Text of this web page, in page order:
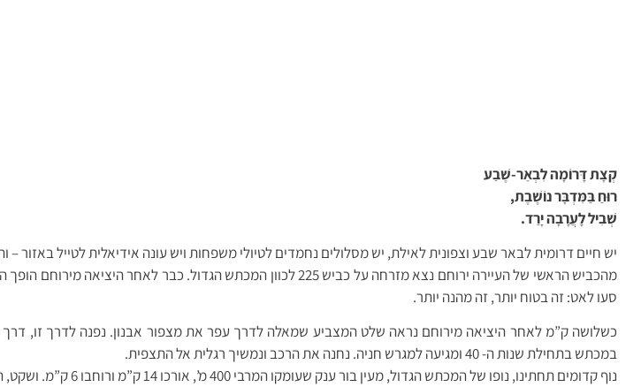
קְצָת דָּרוֹמָה לִבְאֵר-שֶׁבַע
רוּחַ בַּמִּדְבָּר נוֹשֶׁבֶת,
שְׁבִיל לָעֲרָבָה יָרַד.
יש חיים דרומית לבאר שבע וצפונית לאילת, יש מסלולים נחמדים לטיולי משפחות ויש עונה אידיאלית לטייל באזור
מהכביש הראשי של העיירה ירוחם נצא מזרחה על כביש 225 לכוון המכתש
סעו לאט: זה בטוח יותר, זה מהנה יותר.
כשלושה ק”מ לאחר היציאה מירוחם נראה שלט המצביע שמאלה לדרך עפר את מצפור אבנון. נפנה לדרך זו,
במכתש בתחילת שנות ה- 40 ומגיעה למגרש חניה. נחנה את הרכב ונמשיך רגלית אל התצפית.
נוף קדומים תחתינו, נופו של המכתש הגדול, מעין בור ענק שעומקו המרבי 400 מ’, אורכו 14 ק”מ ורוחבו 6 ק”מ. ושקט, המון שקט, מין שקט כזה גדול שניתן לשמוע אותו.